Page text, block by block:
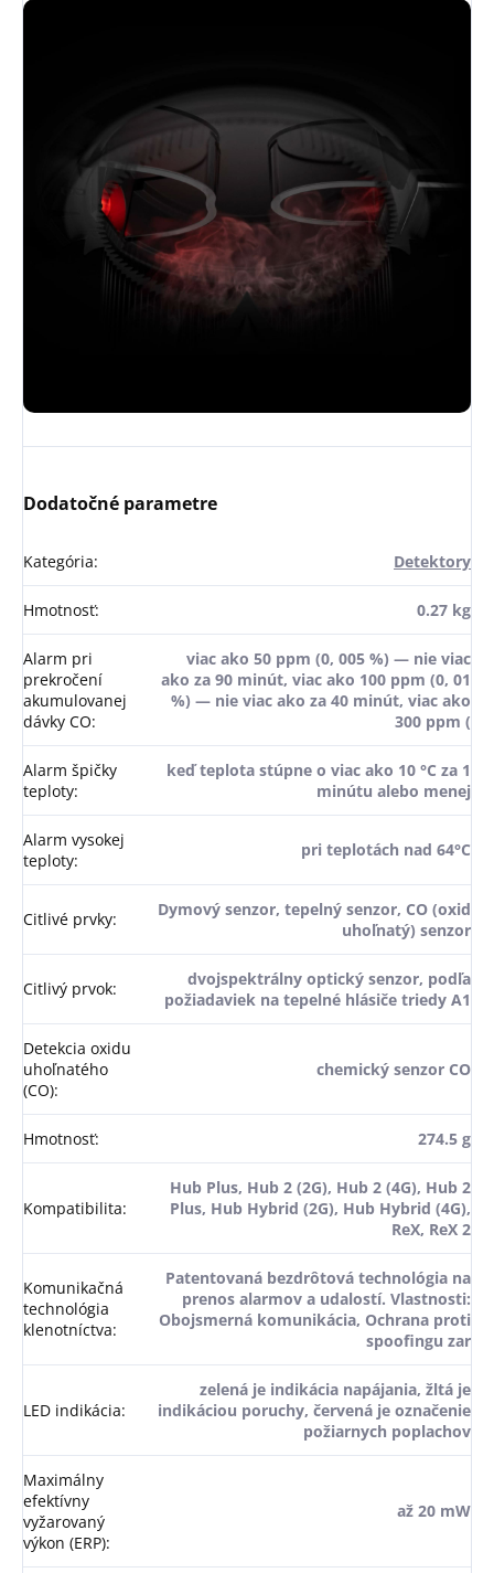
Dodatočné parametre
Kategória: Detektory
Hmotnosť: 0.27 kg
Alarm pri
prekročení
akumulovanej
dávky CO:
viac ako 50 ppm (0, 005 %) — nie viac
ako za 90 minút, viac ako 100 ppm (0, 01
%) — nie viac ako za 40 minút, viac ako
300 ppm (
Alarm špičky
teploty:
keď teplota stúpne o viac ako 10 °C za 1
minútu alebo menej
Alarm vysokej
teploty:
pri teplotách nad 64°C
Citlivé prvky:
Dymový senzor, tepelný senzor, CO (oxid
uhoľnatý) senzor
Citlivý prvok:
dvojspektrálny optický senzor, podľa
požiadaviek na tepelné hlásiče triedy A1
Detekcia oxidu
uhoľnatého
(CO):
chemický senzor CO
Hmotnosť: 274.5 g
Kompatibilita:
Hub Plus, Hub 2 (2G), Hub 2 (4G), Hub 2
Plus, Hub Hybrid (2G), Hub Hybrid (4G),
ReX, ReX 2
Komunikačná
technológia
klenotníctva:
Patentovaná bezdrôtová technológia na
prenos alarmov a udalostí. Vlastnosti:
Obojsmerná komunikácia, Ochrana proti
spoofingu zar
LED indikácia:
zelená je indikácia napájania, žltá je
indikáciou poruchy, červená je označenie
požiarnych poplachov
Maximálny
efektívny
vyžarovaný
výkon (ERP):
až 20 mW